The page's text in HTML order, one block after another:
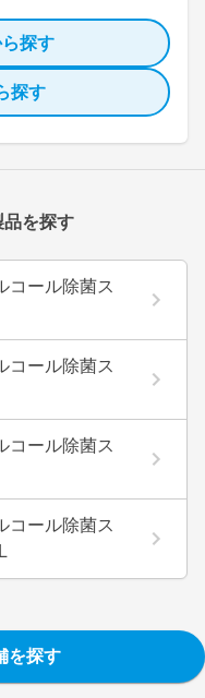
探す
探す
品を探す
コール除菌ス
コール除菌ス
コール除菌ス
コール除菌ス
を探す